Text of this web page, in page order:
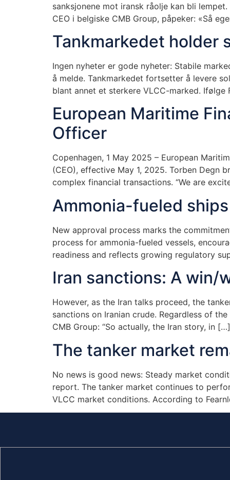
sanksjonene mot iransk råolje kan bli
CEO i belgiske CMB Group, påpeker: «Så
Tankmarkedet holder
Ingen nyheter er gode nyheter: Stabile
å melde. Tankmarkedet fortsetter å levere
blant annet et sterkere VLCC-marked.
European Maritime
Officer
Copenhagen, 1 May 2025 – European
(CEO), effective May 1, 2025. Torben Degn
complex financial transactions. “We are
Ammonia-fueled
New approval process marks the
process for ammonia-fueled vessels,
readiness and reflects growing regulatory
Iran sanctions: A win/
However, as the Iran talks proceed, the
sanctions on Iranian crude. Regardless of
CMB Group: “So actually, the Iran story, in […]
The tanker market
No news is good news: Steady market
report. The tanker market continues to
VLCC market conditions. According to